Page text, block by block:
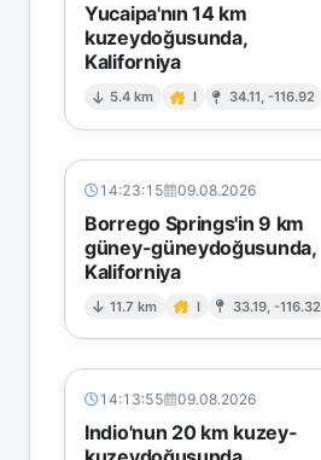
Yucaipa'nın 14 km
kuzeydoğusunda,
Kaliforniya
5.4 km I 34.11, -116.92
14:23:15 09.08.2026
Borrego Springs'in 9 km
güney-güneydoğusunda,
Kaliforniya
11.7 km I 33.19, -116.32
14:13:55 09.08.2026
Indio'nun 20 km kuzey-